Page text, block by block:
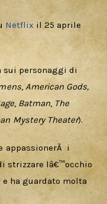
Netflix il 25 aprile
sui personaggi di
, American Gods,
, Batman, The
Mystery Theater).
i
strizzare lâ€™occhio
e ha guardato molta